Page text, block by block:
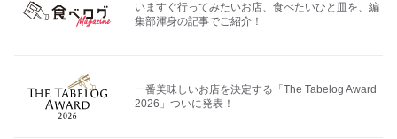
いますぐ行ってみたいお店、食べたいひと皿を、編
集部渾身の記事でご紹介！
一番美味しいお店を決定する「The Tabelog Award
2026」ついに発表！